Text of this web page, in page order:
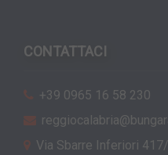
CONTATTACI
+39 0965 16 58 230
Via Sbarre Inferiori